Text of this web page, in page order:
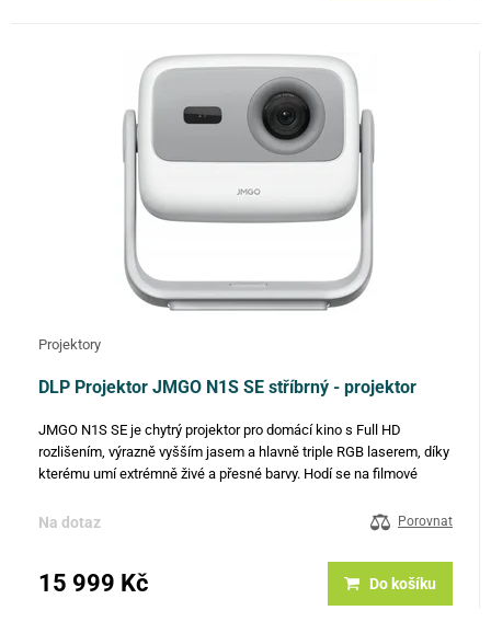
Projektory
DLP Projektor JMGO N1S SE stříbrný - projektor
JMGO N1S SE je chytrý projektor pro domácí kino s Full HD
rozlišením, výrazně vyšším jasem a hlavně triple RGB laserem, díky
kterému umí extrémně živé a přesné barvy. Hodí se na filmové
Na dotaz Porovnat
15 999 Kč Do košíku